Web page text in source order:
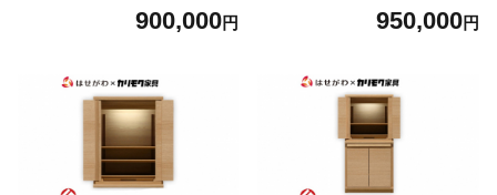
ン ミニ コンパクト 天然木 国
900,000円
ン ミニ コンパクト 天然木 国
950,000円